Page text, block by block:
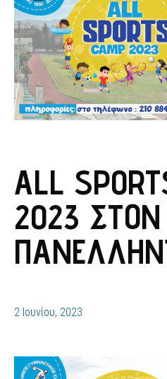
ALL
2023 ΣΤΟΝ
2 Ιουνίου, 2023